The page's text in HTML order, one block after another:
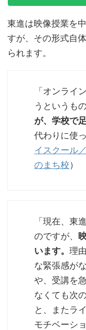
東進は映像授業を
すが、その形式自
られます。
「オンライ
うというも
が、学校で
代わりに使
イスクール
のまち校）
「現在、東
のですが、
います。 理
な緊張感が
や、受講を
なくても次
と、またラ
モチベーシ